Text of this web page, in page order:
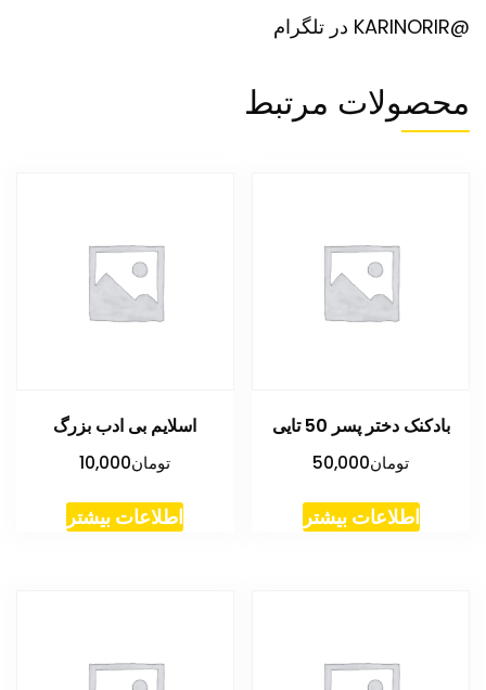
@KARINORIR در تلگرام
محصولات مرتبط
بادکنک دختر پسر 50 تایی
تومان50,000
اطلاعات بیشتر
اسلایم بی ادب بزرگ
تومان10,000
اطلاعات بیشتر